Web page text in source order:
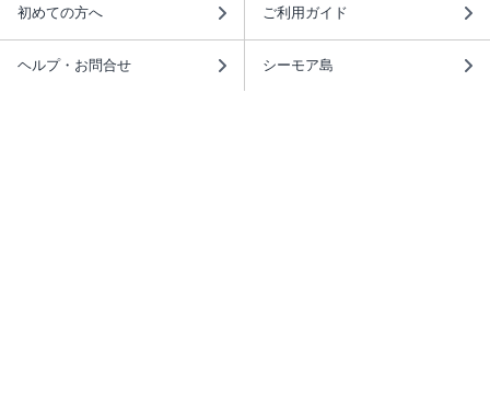
初めての方へ ご利用ガイド
ヘルプ・お問合せ シーモア島